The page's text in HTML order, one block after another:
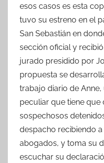
esos casos es esta
tuvo su estreno en el
San Sebastián en
sección oficial y
jurado presidido por
propuesta se
trabajo diario de
peculiar que tiene
sospechosos
despacho recibiendo
abogados, y toma su
escuchar su